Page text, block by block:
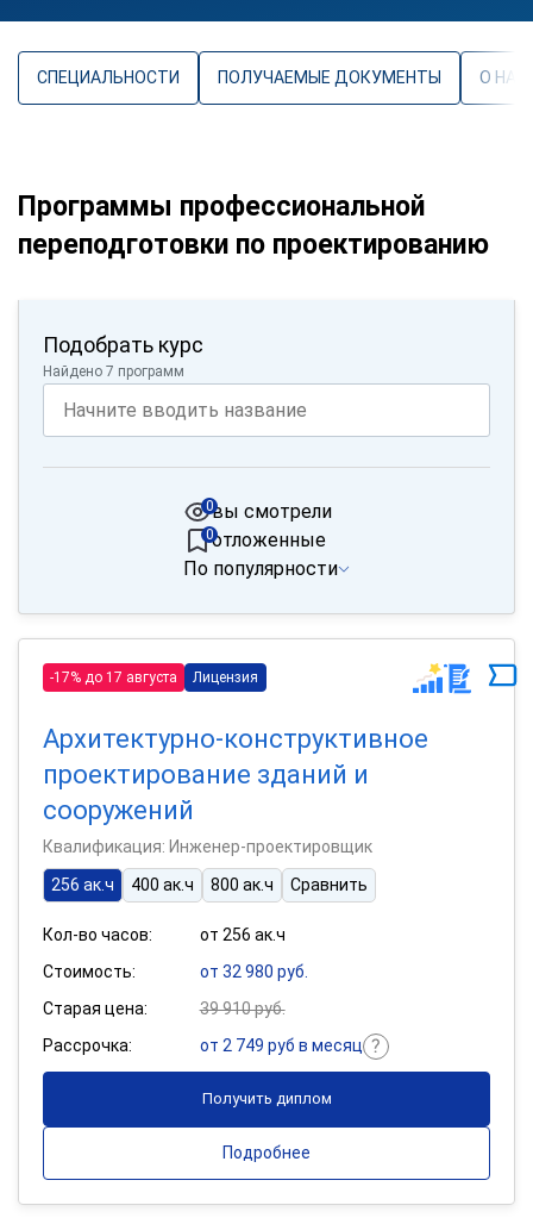
СПЕЦИАЛЬНОСТИ ПОЛУЧАЕМЫЕ ДОКУМЕНТЫ О
Программы профессиональной
переподготовки по проектированию
Подобрать курс
Найдено 7 программ
вы смотрели
0
отложенные
0
По популярности
-17% до 17 августа Лицензия
Архитектурно-конструктивное
проектирование зданий и
сооружений
Квалификация: Инженер-проектировщик
256 ак.ч
400 ак.ч 800 ак.ч Сравнить
Кол-во часов:
от 256 ак.ч
Стоимость:
от 32 980 руб.
Старая цена:
39 910 руб.
Рассрочка:
от 2 749 руб в месяц
Получить диплом
Подробнее